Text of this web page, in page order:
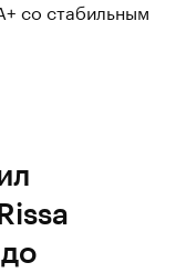
со стабильным